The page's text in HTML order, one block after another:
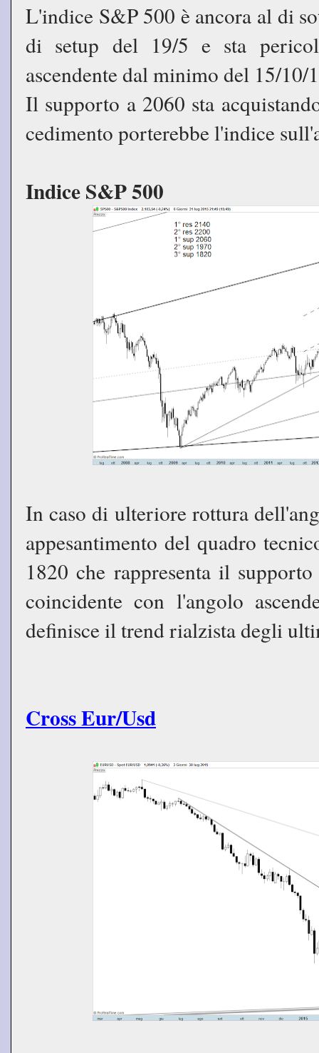
L'indice S&P 500 è ancora al di
di setup del 19/5 e sta
ascendente dal minimo del 15/10/
Il supporto a 2060 sta
cedimento porterebbe l'indice
Indice S&P 500
In caso di ulteriore rottura
appesantimento del quadro
1820 che rappresenta il
coincidente con l'angolo
definisce il trend rialzista degli
Cross Eur/Usd